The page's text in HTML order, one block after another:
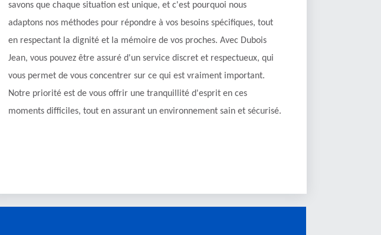
savons que chaque situation est unique, et c'est pourquoi nous
adaptons nos méthodes pour répondre à vos besoins spécifiques, tout
en respectant la dignité et la mémoire de vos proches. Avec Dubois
Jean, vous pouvez être assuré d'un service discret et respectueux, qui
vous permet de vous concentrer sur ce qui est vraiment important.
Notre priorité est de vous offrir une tranquillité d'esprit en ces
moments difficiles, tout en assurant un environnement sain et sécurisé.